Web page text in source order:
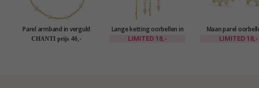
Parel armband in verguld
sterlingzilver
CHANTI prijs 46,-
Lange ketting oorbellen in
verguld messing - Eliné
LIMITED 18,-
Maan parel
verguld messing -
LIMITED 18,-